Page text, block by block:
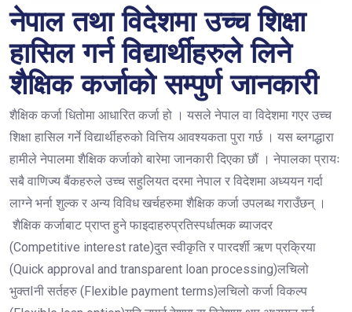
नेपाल तथा विदेशमा उच्च शिक्षा
हासिल गर्न विद्यार्थीहरुले लिने
शैक्षिक कर्जाको सम्पुर्ण जानकारी
शैक्षिक कर्जा धितोमा आधारित कर्जा हो । यसले नेपाल वा विदेशमा गएर उच्च
शिक्षा हासिल गर्ने विद्यार्थीहरुको वित्तिय आवश्यकता पुरा गर्छ । यस ब्लगद्धारा
हामीले नेपालमा शैक्षिक कर्जाको बारेमा जानकारी दिएका छौं । नेपालका प्रायः
सबै वाणिज्य बैंकहरुले उच्च सहुलियत दरमा नेपाल र विदेशमा अध्ययन गर्दा
लाग्ने भर्ना शुल्क र अन्य विविध खर्चहरुमा शैक्षिक कर्जा उपलब्ध गराउँछन् ।
शैक्षिक कर्जाबाट प्राप्त हुने फाइदाहरुप्रतिस्पर्धात्मक ब्याजदर
(Competitive interest rate)दु्त स्वीकृति र पारदर्शी ऋण प्रक्रिया
(Quick approval and transparent loan processing)लचिलो
भुक्तIनी सर्तहरु (Flexible payment terms)लचिलो कर्जा विकल्प